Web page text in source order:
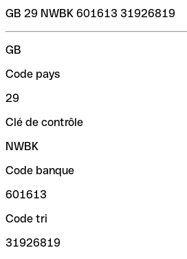
GB 29 NWBK 601613 31926819
GB
Code pays
29
Clé de contrôle
NWBK
Code banque
601613
Code tri
31926819